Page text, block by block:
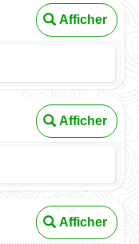
Afficher
Afficher
Afficher